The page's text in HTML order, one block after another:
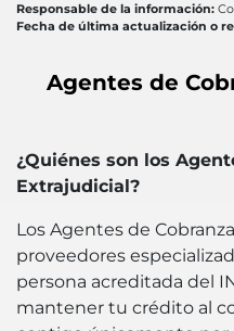
Responsable de la información:
Fecha de última actualización o
Agentes de
¿Quiénes son los
Extrajudicial?
Los Agentes de
proveedores
persona acreditada del
mantener tu crédito al